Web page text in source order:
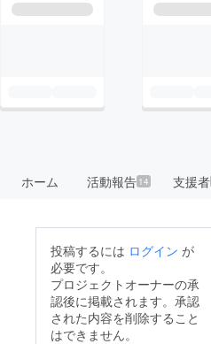
ホーム 活動報告14 支援者
投稿するには ログイン が
必要です。
プロジェクトオーナーの承
認後に掲載されます。承認
された内容を削除すること
はできません。